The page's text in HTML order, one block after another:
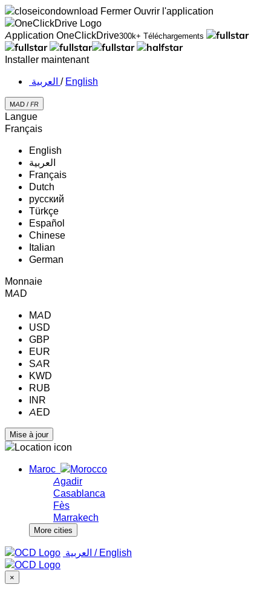
Fermer Ouvrir l'application
Application OneClickDrive300k+ Téléchargements
Installer maintenant
‏العربية ‏ / English
MAD / FR
Langue
Français
English
‏العربية‏
Français
Dutch
русский
Türkçe
Español
Chinese
Italian
German
Monnaie
MAD
MAD
USD
GBP
EUR
SAR
KWD
RUB
INR
AED
Maroc
Agadir
Casablanca
Fès
Marrakech
More cities
‏العربية ‏ / English
×